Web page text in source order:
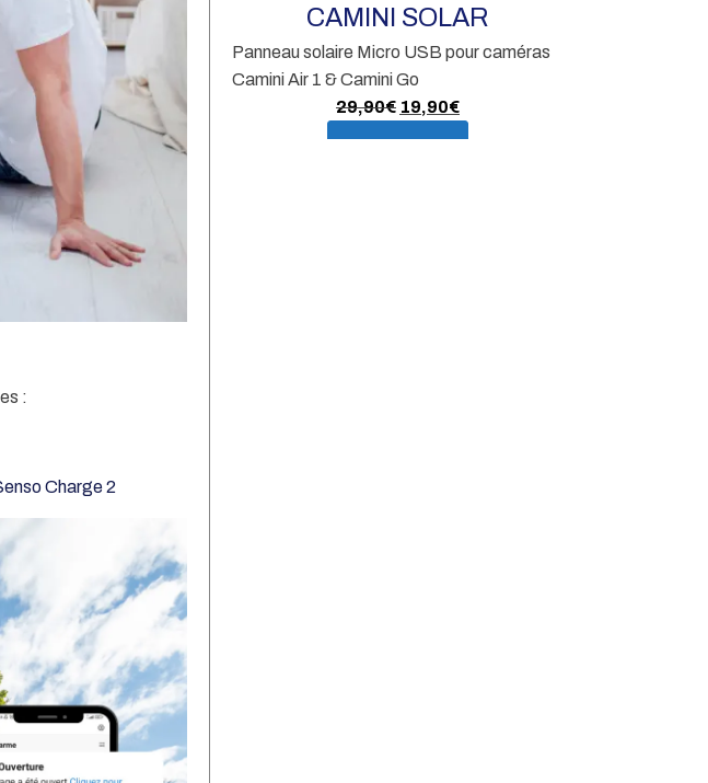
:
Charge 2
CAMINI SOLAR
Panneau solaire Micro USB pour caméras
Camini Air 1 & Camini Go
29,90€ Le
19,90€Le